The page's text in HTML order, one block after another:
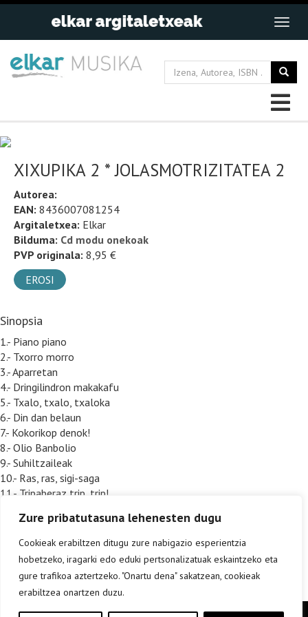
Zure pribatutasuna lehenesten dugu
Cookieak erabiltzen ditugu zure nabigazio esperientzia
hobetzeko, iragarki edo eduki pertsonalizatuak eskaintzeko eta
gure trafikoa aztertzeko. "Onartu dena" sakatzean, cookieak
erabiltzea onartzen duzu.
XIXUPIKA 2 * JOLASMOTRIZITATEA 2
Autorea:
EAN: 8436007081254
Argitaletxea: Elkar
Bilduma: Cd modu onekoak
PVP originala: 8,95 €
EROSI
Sinopsia
1.- Piano piano
2.- Txorro morro
3.- Aparretan
4.- Dringilindron makakafu
5.- Txalo, txalo, txaloka
6.- Din dan belaun
7.- Kokorikop denok!
8.- Olio Banbolio
9.- Suhiltzaileak
10.- Ras, ras, sigi-saga
11.- Tripaberaz trip, trip!
13.- Nire eskuak biziak dira
14.- Lur eta lur